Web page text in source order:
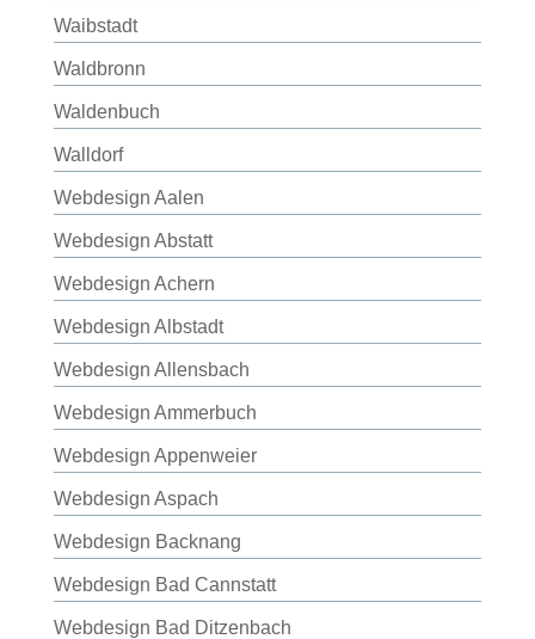
Waibstadt
Waldbronn
Waldenbuch
Walldorf
Webdesign Aalen
Webdesign Abstatt
Webdesign Achern
Webdesign Albstadt
Webdesign Allensbach
Webdesign Ammerbuch
Webdesign Appenweier
Webdesign Aspach
Webdesign Backnang
Webdesign Bad Cannstatt
Webdesign Bad Ditzenbach